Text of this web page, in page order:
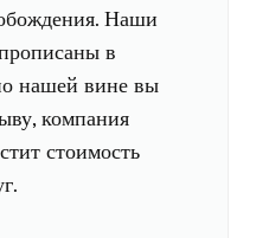
Наши
в
нашей вине вы
компания
стоимость